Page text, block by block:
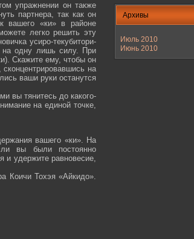
упражнении он также
партнера, так как он
вашего «ки» в районе
легко решить эту
усиро-текубитори-
на одну лишь силу. При
Скажите ему, чтобы он
на
ваши руки останутся
вы тянитесь до какого-
на единой точке,
вашего «ки». На
вы были постоянно
и удержите равновесие,
Коичи Тохэя «Айкидо».
Архивы
Июль 2010
Июнь 2010